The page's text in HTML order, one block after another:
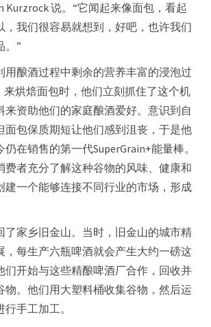
Kurzrock 说。“它闻起来像面包，看起
，我们很容易就想到，好吧，也许我们
。”
用酿酒过程中剩余的营养丰富的浸泡过
来烘焙面包时，他们立刻抓住了这个机
来资助他们的家庭酿酒爱好。意识到自
面包保质期短让他们感到沮丧，于是他
在销售的第一代SuperGrain+能量棒。
费者充分了解这种谷物的风味、健康和
建一个能够连接不同行业的市场，形成
了家乡旧金山。当时，旧金山的城市精
，每生产六瓶啤酒就会产生大约一磅这
们开始与这些精酿啤酒厂合作，回收并
物。他们用大塑料桶收集谷物，然后运
手工加工。